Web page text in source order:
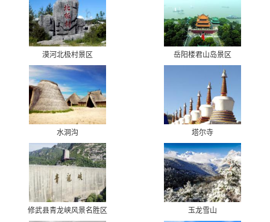
漠河北极村景区 岳阳楼君山岛景区
水洞沟 塔尔寺
修武县青龙峡风景名胜区 玉龙雪山